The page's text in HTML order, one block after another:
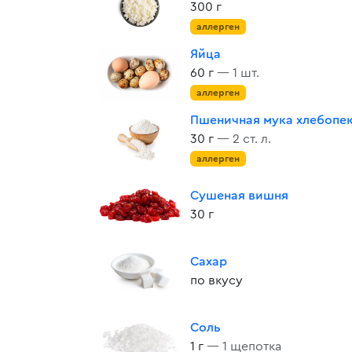
300 г
аллерген
Яйца
60 г — 1 шт.
аллерген
Пшеничная мука
30 г — 2 ст. л.
аллерген
Сушеная вишня
30 г
Сахар
по вкусу
Соль
1 г — 1 щепотка